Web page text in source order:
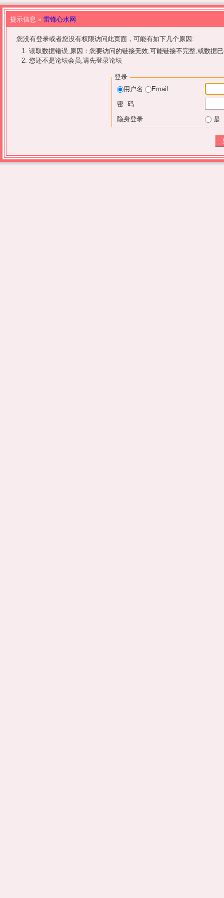
提示信息 » 雷锋心水网
您没有登录或者您没有权限访问此页面，可能有如下几个原因:
读取数据错误,原因：您要访问的链接无效,可能链接不完整,或数据
您还不是论坛会员,请先登录论坛
登录
用户名
Email
密 码
隐身登录